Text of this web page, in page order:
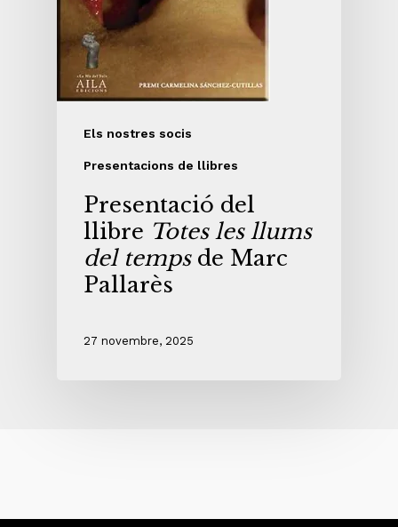
Els nostres socis
Presentacions de llibres
Presentació del
llibre Totes les llums
del tempsde Marc
Pallarès
27 novembre, 2025